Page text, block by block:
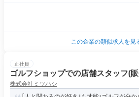
この企業の類似求人を見
正社員
ゴルフショップでの店舗スタッフ(
株式会社ミツハシ